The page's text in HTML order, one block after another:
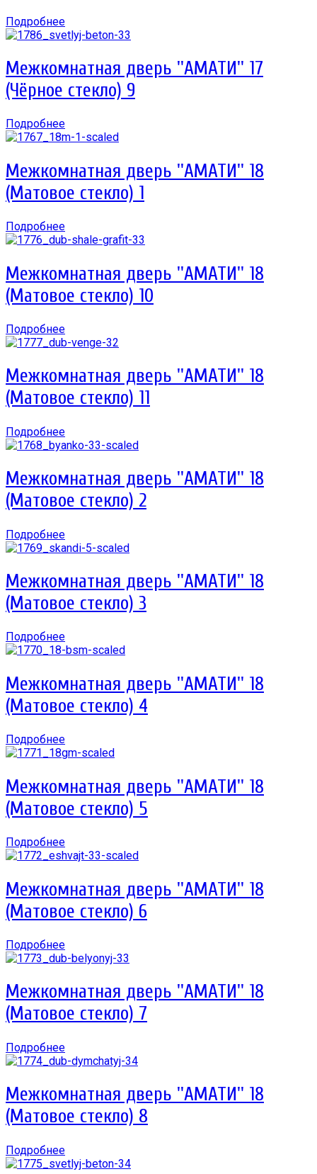
Подробнее
Межкомнатная дверь ''АМАТИ'' 17
(Чёрное стекло) 9
Подробнее
Межкомнатная дверь ''АМАТИ'' 18
(Матовое стекло) 1
Подробнее
Межкомнатная дверь ''АМАТИ'' 18
(Матовое стекло) 10
Подробнее
Межкомнатная дверь ''АМАТИ'' 18
(Матовое стекло) 11
Подробнее
Межкомнатная дверь ''АМАТИ'' 18
(Матовое стекло) 2
Подробнее
Межкомнатная дверь ''АМАТИ'' 18
(Матовое стекло) 3
Подробнее
Межкомнатная дверь ''АМАТИ'' 18
(Матовое стекло) 4
Подробнее
Межкомнатная дверь ''АМАТИ'' 18
(Матовое стекло) 5
Подробнее
Межкомнатная дверь ''АМАТИ'' 18
(Матовое стекло) 6
Подробнее
Межкомнатная дверь ''АМАТИ'' 18
(Матовое стекло) 7
Подробнее
Межкомнатная дверь ''АМАТИ'' 18
(Матовое стекло) 8
Подробнее